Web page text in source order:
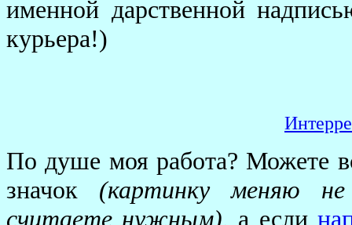
именной дарственной
курьера!)
По душе моя работа? Можете
значок (картинку меняю
считаете нужным), а если